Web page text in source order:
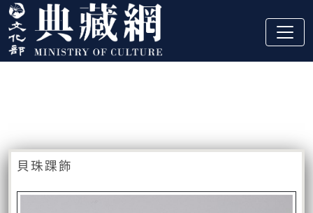
跳到主要內容
:::
貝珠踝飾